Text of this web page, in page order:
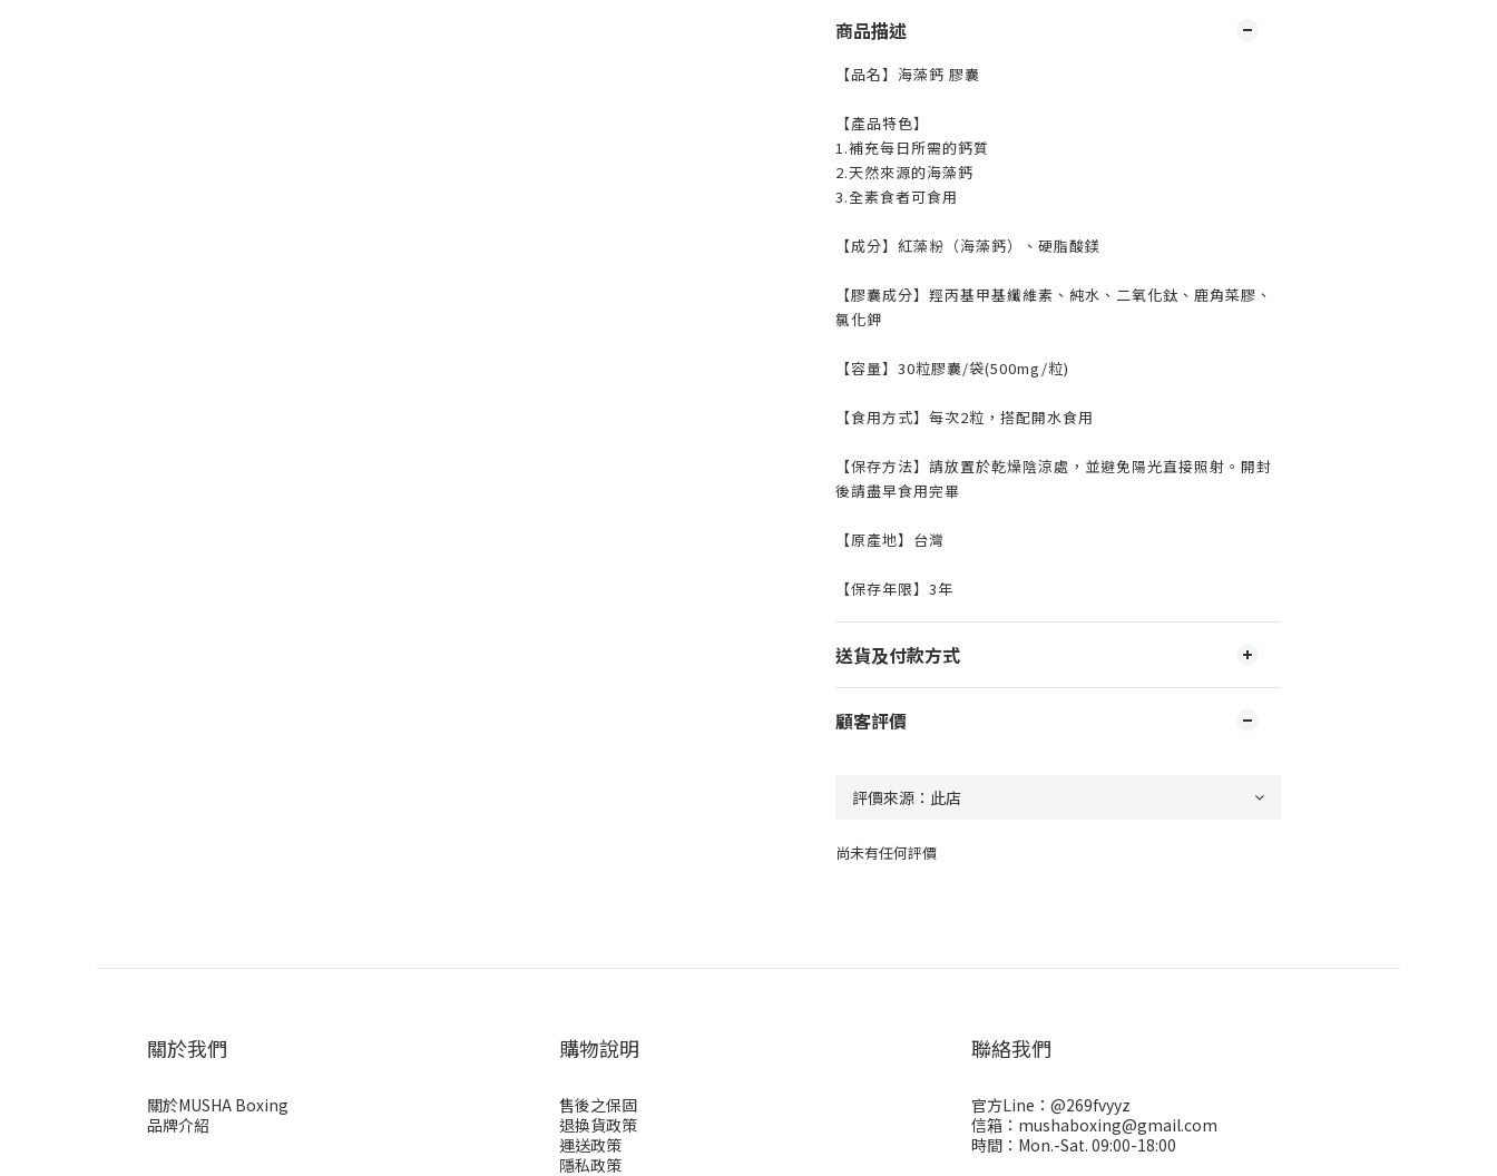
商品描述
【品名】海藻鈣 膠囊
【產品特色】
1.補充每日所需的鈣質
2.天然來源的海藻鈣
3.全素食者可食用
【成分】紅藻粉（海藻鈣）、硬脂酸鎂
【膠囊成分】羥丙基甲基纖維素、純水、二氧化鈦、鹿角菜膠、
氯化鉀
【容量】30粒膠囊/袋(500mg/粒)
【食用方式】每次2粒，搭配開水食用
【保存方法】請放置於乾燥陰涼處，並避免陽光直接照射。開封
後請盡早食用完畢
【原產地】台灣
【保存年限】3年
送貨及付款方式
顧客評價
尚未有任何評價
關於我們
關於MUSHA Boxing
品牌介紹
購物說明
售後之保固
退換貨政策
運送政策
隱私政策
聯絡我們
官方Line： @269fvyyz
信箱：mushaboxing@gmail.com
時間：Mon.-Sat. 09:00-18:00